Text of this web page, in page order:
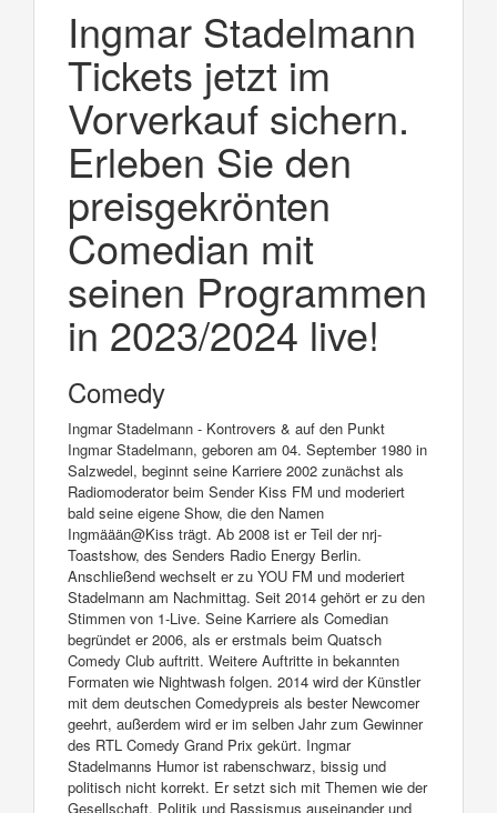
Ingmar Stadelmann
Tickets jetzt im
Vorverkauf sichern.
Erleben Sie den
preisgekrönten
Comedian mit
seinen Programmen
in 2023/2024 live!
Comedy
Ingmar Stadelmann - Kontrovers & auf den Punkt
Ingmar Stadelmann, geboren am 04. September 1980 in
Salzwedel, beginnt seine Karriere 2002 zunächst als
Radiomoderator beim Sender Kiss FM und moderiert
bald seine eigene Show, die den Namen
Ingmäään@Kiss trägt. Ab 2008 ist er Teil der nrj-
Toastshow, des Senders Radio Energy Berlin.
Anschließend wechselt er zu YOU FM und moderiert
Stadelmann am Nachmittag. Seit 2014 gehört er zu den
Stimmen von 1-Live. Seine Karriere als Comedian
begründet er 2006, als er erstmals beim Quatsch
Comedy Club auftritt. Weitere Auftritte in bekannten
Formaten wie Nightwash folgen. 2014 wird der Künstler
mit dem deutschen Comedypreis als bester Newcomer
geehrt, außerdem wird er im selben Jahr zum Gewinner
des RTL Comedy Grand Prix gekürt. Ingmar
Stadelmanns Humor ist rabenschwarz, bissig und
politisch nicht korrekt. Er setzt sich mit Themen wie der
Gesellschaft, Politik und Rassismus auseinander und